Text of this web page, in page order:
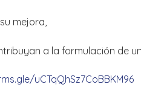
mejora,
a la formulación de
uCTqQhSz7CoBBKM96